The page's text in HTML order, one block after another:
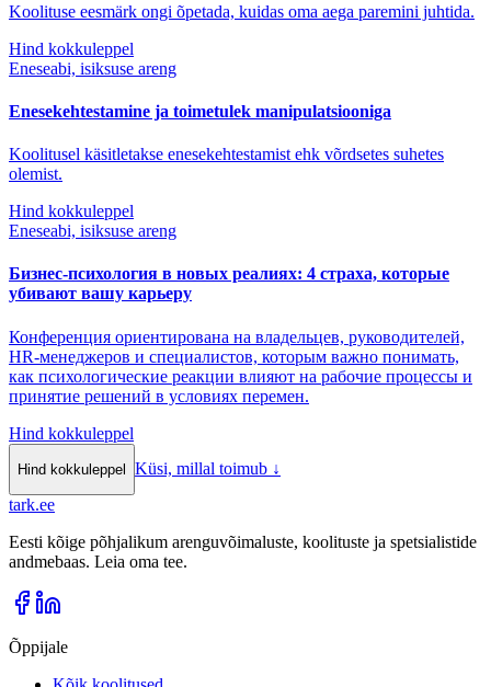
Koolituse eesmärk ongi õpetada, kuidas oma aega paremini juhtida.
Hind kokkuleppel
Eneseabi, isiksuse areng
Enesekehtestamine ja toimetulek manipulatsiooniga
Koolitusel käsitletakse enesekehtestamist ehk võrdsetes suhetes
olemist.
Hind kokkuleppel
Eneseabi, isiksuse areng
Бизнес-психология в новых реалиях: 4 страха, которые
убивают вашу карьеру
Конференция ориентирована на владельцев, руководителей,
HR-менеджеров и специалистов, которым важно понимать,
как психологические реакции влияют на рабочие процессы и
принятие решений в условиях перемен.
Hind kokkuleppel
Hind kokkuleppel Küsi, millal toimub ↓
tark.ee
Eesti kõige põhjalikum arenguvõimaluste, koolituste ja spetsialistide
andmebaas. Leia oma tee.
Õppijale